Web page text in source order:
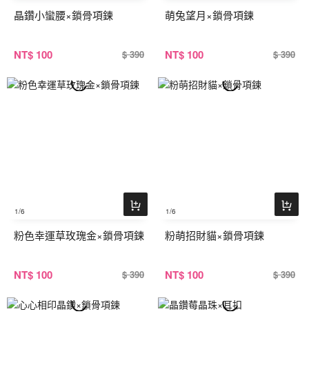
晶鑽小蠻腰×鎖骨項鍊
NT$ 100 $ 390
萌兔望月×鎖骨項鍊
NT$ 100 $ 390
1/6
粉色幸運草玫瑰金×鎖骨項鍊
NT$ 100 $ 390
1/6
粉萌招財貓×鎖骨項鍊
NT$ 100 $ 390